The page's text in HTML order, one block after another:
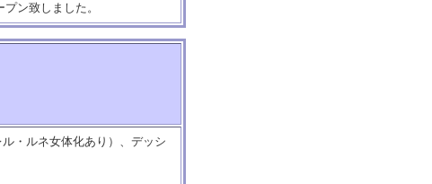
ン致しました。
・ルネ女体化あり）、デッシ